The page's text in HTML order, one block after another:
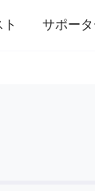
サポータ
インテリア